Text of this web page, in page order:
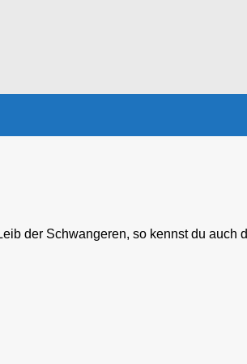
der Schwangeren, so kennst du auch